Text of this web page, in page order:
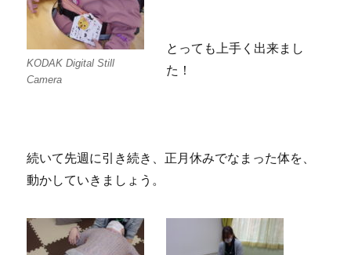
KODAK Digital Still
Camera
とっても上手く出来まし
た！
続いて先週に引き続き、正月休みでなまった体を、
動かしていきましょう。